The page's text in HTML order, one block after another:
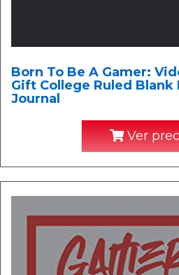
Born To Be A Gamer:
Gift College Ruled
Journal
Ver